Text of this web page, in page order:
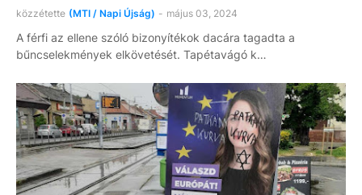
közzétette (MTI / Napi Újság) - május 03, 2024
A férfi az ellene szóló bizonyítékok dacára tagadta a
bűncselekmények elkövetését. Tapétavágó k…